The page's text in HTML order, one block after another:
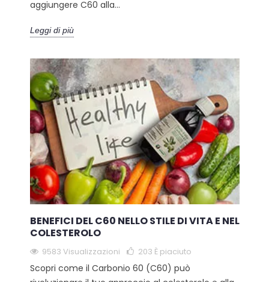
aggiungere C60 alla...
Leggi di più
BENEFICI DEL C60 NELLO STILE DI VITA E NEL
COLESTEROLO
9583 Visualizzazioni 203 È piaciuto
Scopri come il Carbonio 60 (C60) può